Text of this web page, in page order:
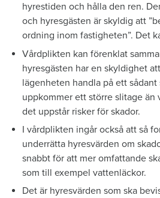
hyrestiden och hålla den ren.
och hyresgästen är skyldig att
ordning inom fastigheten”. Det
Vårdplikten kan förenklat
hyresgästen har en skyldighet
lägenheten handla på ett
uppkommer ett större slitage
det uppstår risker för skador.
I vårdplikten ingår också att så
underrätta hyresvärden om
snabbt för att mer omfattande
som till exempel vattenläckor.
Det är hyresvärden som ska